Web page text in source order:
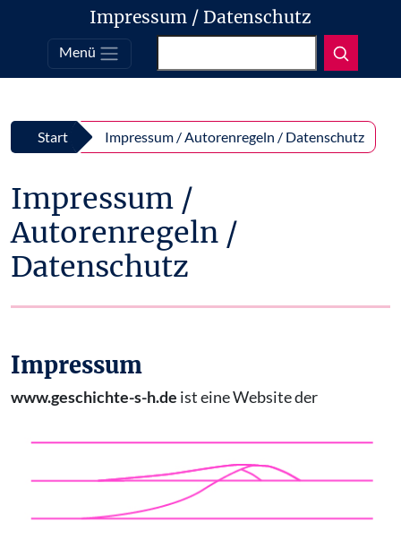
Top
Zum Inhalt springen
Impressum / Datenschutz
Menü
Start Impressum / Autorenregeln / Datenschutz
Impressum /
Autorenregeln /
Datenschutz
Impressum
www.geschichte-s-h.de ist eine Website der